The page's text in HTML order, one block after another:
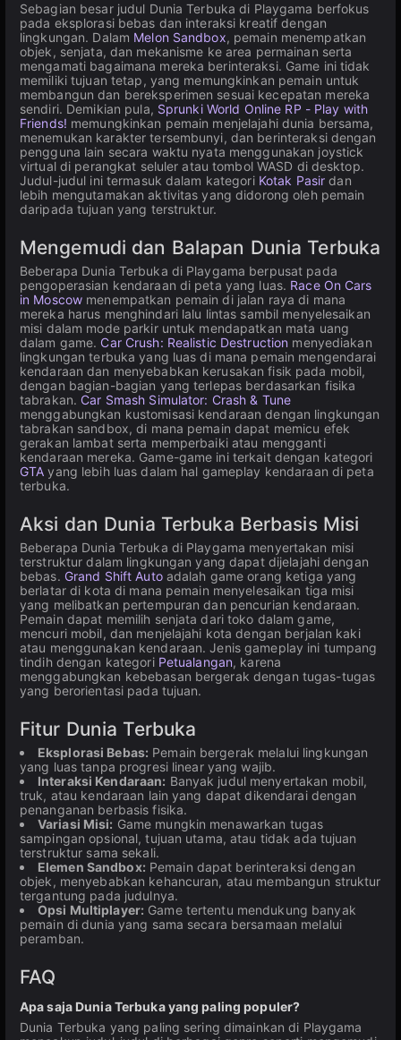
Sebagian besar judul Dunia Terbuka di Playgama berfokus
pada eksplorasi bebas dan interaksi kreatif dengan
lingkungan. Dalam Melon Sandbox, pemain menempatkan
objek, senjata, dan mekanisme ke area permainan serta
mengamati bagaimana mereka berinteraksi. Game ini tidak
memiliki tujuan tetap, yang memungkinkan pemain untuk
membangun dan bereksperimen sesuai kecepatan mereka
sendiri. Demikian pula, Sprunki World Online RP - Play with
Friends! memungkinkan pemain menjelajahi dunia bersama,
menemukan karakter tersembunyi, dan berinteraksi dengan
pengguna lain secara waktu nyata menggunakan joystick
virtual di perangkat seluler atau tombol WASD di desktop.
Judul-judul ini termasuk dalam kategori Kotak Pasir dan
lebih mengutamakan aktivitas yang didorong oleh pemain
daripada tujuan yang terstruktur.
Mengemudi dan Balapan Dunia Terbuka
Beberapa Dunia Terbuka di Playgama berpusat pada
pengoperasian kendaraan di peta yang luas. Race On Cars
in Moscow menempatkan pemain di jalan raya di mana
mereka harus menghindari lalu lintas sambil menyelesaikan
misi dalam mode parkir untuk mendapatkan mata uang
dalam game. Car Crush: Realistic Destruction menyediakan
lingkungan terbuka yang luas di mana pemain mengendarai
kendaraan dan menyebabkan kerusakan fisik pada mobil,
dengan bagian-bagian yang terlepas berdasarkan fisika
tabrakan. Car Smash Simulator: Crash & Tune
menggabungkan kustomisasi kendaraan dengan lingkungan
tabrakan sandbox, di mana pemain dapat memicu efek
gerakan lambat serta memperbaiki atau mengganti
kendaraan mereka. Game-game ini terkait dengan kategori
GTA yang lebih luas dalam hal gameplay kendaraan di peta
terbuka.
Aksi dan Dunia Terbuka Berbasis Misi
Beberapa Dunia Terbuka di Playgama menyertakan misi
terstruktur dalam lingkungan yang dapat dijelajahi dengan
bebas. Grand Shift Autoadalah game orang ketiga yang
berlatar di kota di mana pemain menyelesaikan tiga misi
yang melibatkan pertempuran dan pencurian kendaraan.
Pemain dapat memilih senjata dari toko dalam game,
mencuri mobil, dan menjelajahi kota dengan berjalan kaki
atau menggunakan kendaraan. Jenis gameplay ini tumpang
tindih dengan kategori Petualangan, karena
menggabungkan kebebasan bergerak dengan tugas-tugas
yang berorientasi pada tujuan.
Fitur Dunia Terbuka
Eksplorasi Bebas: Pemain bergerak melalui lingkungan
yang luas tanpa progresi linear yang wajib.
Interaksi Kendaraan: Banyak judul menyertakan mobil,
truk, atau kendaraan lain yang dapat dikendarai dengan
penanganan berbasis fisika.
Variasi Misi: Game mungkin menawarkan tugas
sampingan opsional, tujuan utama, atau tidak ada tujuan
terstruktur sama sekali.
Elemen Sandbox: Pemain dapat berinteraksi dengan
objek, menyebabkan kehancuran, atau membangun struktur
tergantung pada judulnya.
Opsi Multiplayer: Game tertentu mendukung banyak
pemain di dunia yang sama secara bersamaan melalui
peramban.
FAQ
Apa saja Dunia Terbuka yang paling populer?
Dunia Terbuka yang paling sering dimainkan di Playgama